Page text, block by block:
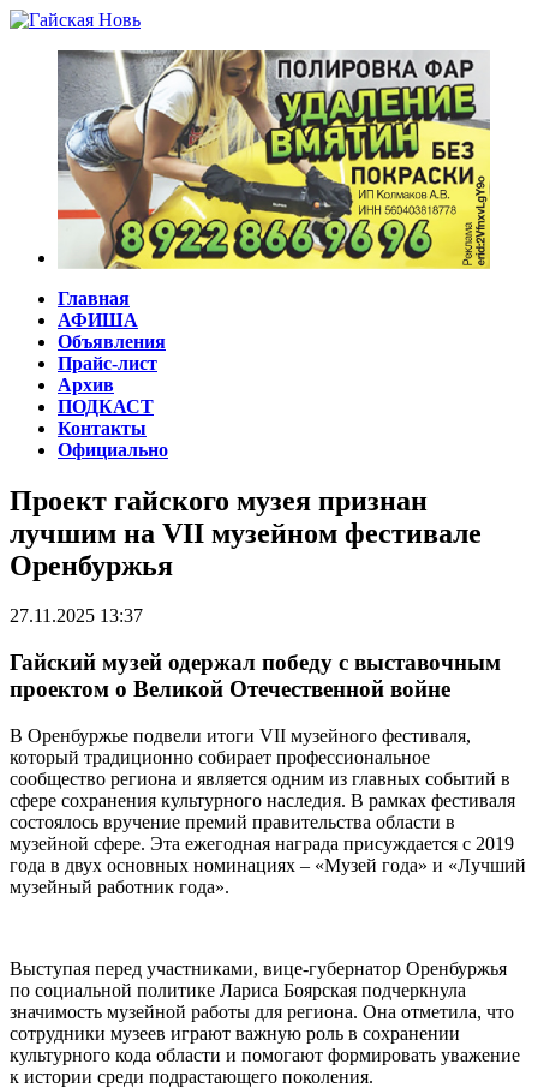
Главная
АФИША
Объявления
Прайс-лист
Архив
ПОДКАСТ
Контакты
Официально
Проект гайского музея признан
лучшим на VII музейном фестивале
Оренбуржья
27.11.2025 13:37
Гайский музей одержал победу с выставочным
проектом о Великой Отечественной войне
В Оренбуржье подвели итоги VII музейного фестиваля,
который традиционно собирает профессиональное
сообщество региона и является одним из главных событий в
сфере сохранения культурного наследия. В рамках фестиваля
состоялось вручение премий правительства области в
музейной сфере. Эта ежегодная награда присуждается с 2019
года в двух основных номинациях – «Музей года» и «Лучший
музейный работник года».
Выступая перед участниками, вице-губернатор Оренбуржья
по социальной политике Лариса Боярская подчеркнула
значимость музейной работы для региона. Она отметила, что
сотрудники музеев играют важную роль в сохранении
культурного кода области и помогают формировать уважение
к истории среди подрастающего поколения.